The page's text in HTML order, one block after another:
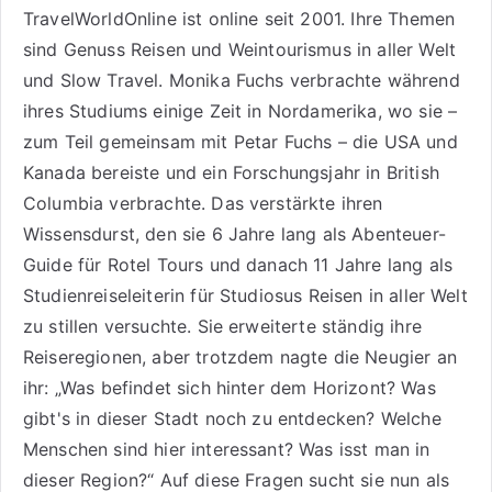
TravelWorldOnline ist online seit 2001. Ihre Themen
sind Genuss Reisenund Weintourismusin aller Welt
und Slow Travel. Monika Fuchs verbrachte während
ihres Studiums einige Zeit in Nordamerika, wo sie –
zum Teil gemeinsam mit Petar Fuchs – die USA und
Kanada bereiste und ein Forschungsjahr in British
Columbia verbrachte. Das verstärkte ihren
Wissensdurst, den sie 6 Jahre lang als Abenteuer-
Guide für Rotel Tours und danach 11 Jahre lang als
Studienreiseleiterin für Studiosus Reisen in aller Welt
zu stillen versuchte. Sie erweiterte ständig ihre
Reiseregionen, aber trotzdem nagte die Neugier an
ihr: „Was befindet sich hinter dem Horizont? Was
gibt's in dieser Stadt noch zu entdecken? Welche
Menschen sind hier interessant? Was isst man in
dieser Region?“ Auf diese Fragen sucht sie nun als